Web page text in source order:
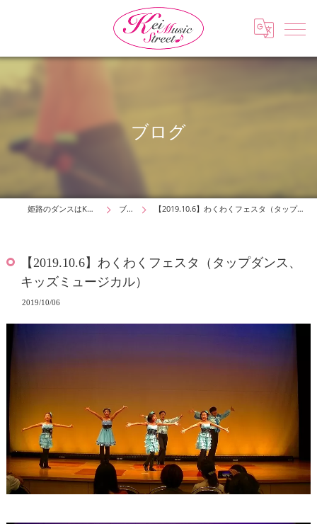
ブログ
姫路のダンスはKei Music Street ブログ 【2019.10.6】わくわくフェスタ（タップダンス、キッズミュージカル）
【2019.10.6】わくわくフェスタ（タップダンス、
キッズミュージカル）
2019/10/06